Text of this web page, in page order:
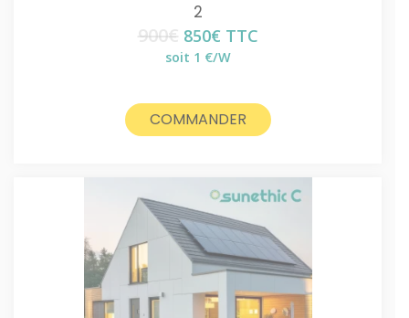
2
900€ Le
prix
900€.
850€Le
prix
850€.
TTC
soit 1 €/W
COMMANDER